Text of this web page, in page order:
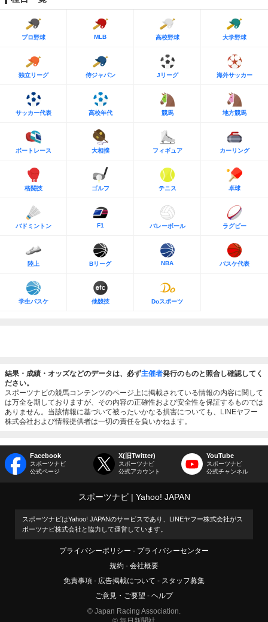
プロ野球 MLB 高校野球 大学野球
独立リーグ 侍ジャパン Jリーグ 海外サッカー
サッカー代表 高校年代 競馬 地方競馬
ボートレース 大相撲 フィギュア カーリング
格闘技 ゴルフ テニス 卓球
バドミントン F1 バレーボール ラグビー
陸上 Bリーグ NBA バスケ代表
学生バスケ 他競技 Doスポーツ
結果・成績・オッズなどのデータは、必ず主催者発行のものと照合し確認してく
ださい。
スポーツナビの競馬コンテンツのページ上に掲載されている情報の内容に関して
は万全を期しておりますが、その内容の正確性および安全性を保証するものでは
ありません。当該情報に基づいて被ったいかなる損害についても、LINEヤフー
株式会社および情報提供者は一切の責任を負いかねます。
Facebook
スポーツナビ
公式ページ
X(旧Twitter)
スポーツナビ
公式アカウント
YouTube
スポーツナビ
公式チャンネル
スポーツナビ Yahoo! JAPAN
スポーツナビはYahoo! JAPANのサービスであり、LINEヤフー株式会社がス
ポーツナビ株式会社と協力して運営しています。
プライバシーポリシー
プライバシーセンター
規約
会社概要
免責事項
広告掲載について
スタッフ募集
ご意見・ご要望
ヘルプ
© Japan Racing Association.